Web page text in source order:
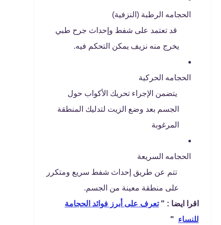
الحجامه الرطبة (النزفية)
قد تعتمد على شفط وإحداث جرح طبي
يخرج منه نزيف يمكن التحكم فيه.
الحجامه الحركية
يتضمن الإجراء تحريك الأكواب حول
الجسم بعد وضع الزيت لتدليك المنطقة
المرغوبة
الحجامه السريعة
تتم عن طريق إحداث شفط سريع ومتكرر
على منطقة معينة من الجسم.
اقرا ايضا : "تعرف على أبرز فوائد الحجامة
للنساء "